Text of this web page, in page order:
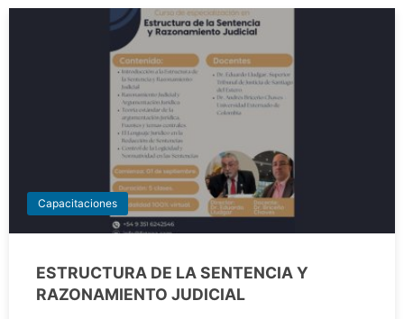
Capacitaciones
ESTRUCTURA DE LA SENTENCIA Y
RAZONAMIENTO JUDICIAL